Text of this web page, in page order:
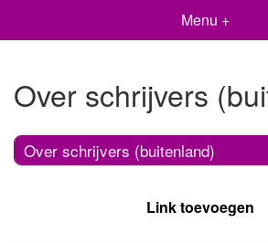
Menu +
Over schrijvers
Over schrijvers (buitenland)
Link toevoegen